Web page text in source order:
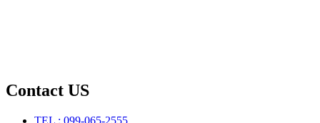
Contact US
TEL : 099-065-2555